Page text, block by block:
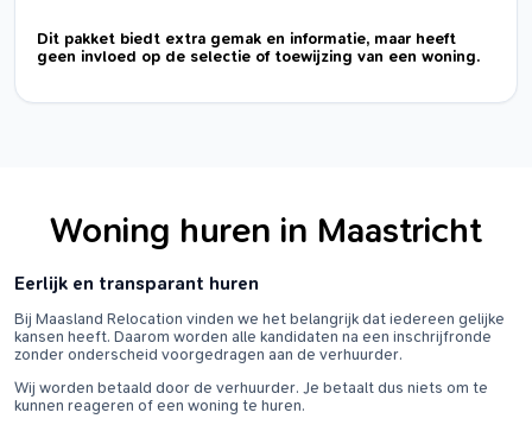
Dit pakket biedt extra gemak en informatie, maar heeft
geen invloed op de selectie of toewijzing van een woning.
Woning huren in Maastricht
Eerlijk en transparant huren
Bij Maasland Relocation vinden we het belangrijk dat iedereen gelijke
kansen heeft. Daarom worden alle kandidaten na een inschrijfronde
zonder onderscheid voorgedragen aan de verhuurder.
Wij worden betaald door de verhuurder. Je betaalt dus niets om te
kunnen reageren of een woning te huren.